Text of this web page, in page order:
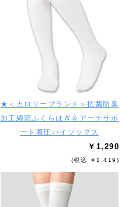
★＜カロリーブランド＞抗菌防臭
加工綿混ふくらはぎ＆アーチサポ
ート着圧ハイソックス
￥1,290
(税込 ￥1,419)